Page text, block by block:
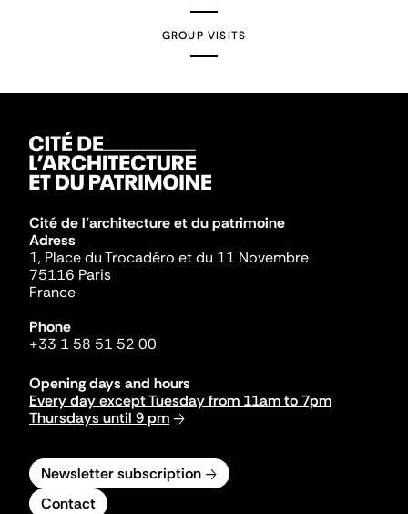
GROUP VISITS
Cité de l'architecture et du patrimoine
Adress
1, Place du Trocadéro et du 11 Novembre
75116 Paris
France
Phone
+33 1 58 51 52 00
Opening days and hours
Every day except Tuesday from 11am to 7pm
Thursdays until 9 pm
Newsletter subscription
Contact